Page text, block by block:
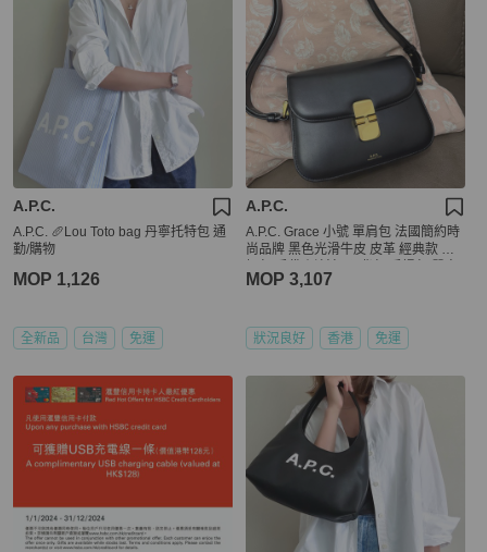
A.P.C.
A.P.C. 🥖Lou Toto bag 丹寧托特包 通
勤/購物
MOP 1,126
全新品 台灣 免運
A.P.C.
A.P.C. Grace 小號 單肩包 法國簡約時
尚品牌 黑色光滑牛皮 皮革 經典款 空
包 包包 沙漏包 A.P.C. Grace bag blac
MOP 3,107
狀況良好 香港 免運